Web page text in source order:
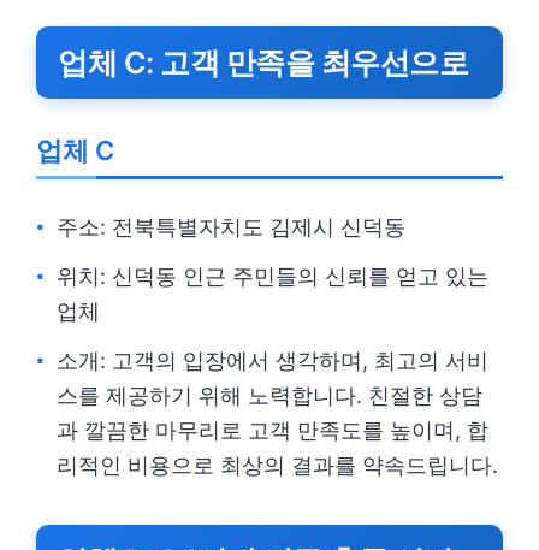
업체 C: 고객 만족을 최우선으로
업체 C
주소: 전북특별자치도 김제시 신덕동
위치: 신덕동 인근 주민들의 신뢰를 얻고 있는
업체
소개: 고객의 입장에서 생각하며, 최고의 서비
스를 제공하기 위해 노력합니다. 친절한 상담
과 깔끔한 마무리로 고객 만족도를 높이며, 합
리적인 비용으로 최상의 결과를 약속드립니다.